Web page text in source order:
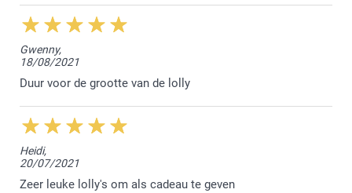
Nog een fijne dag!
Nathalie @smartphoto
Gwenny,
18/08/2021
Duur voor de grootte van de lolly
Heidi,
20/07/2021
Zeer leuke lolly's om als cadeau te geven